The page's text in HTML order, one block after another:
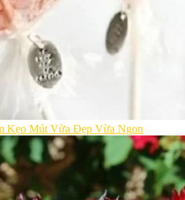
Kẹo Mút Vừa Đẹp Vừa Ngon